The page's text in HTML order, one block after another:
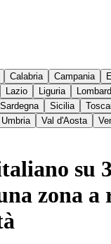
Calabria Campania
Lazio Liguria
Sardegna Sicilia
Umbria Val d'Aosta
su
zona a